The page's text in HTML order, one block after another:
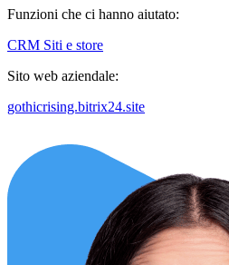
Funzioni che ci hanno aiutato:
CRM Siti e store
Sito web aziendale:
gothicrising.bitrix24.site